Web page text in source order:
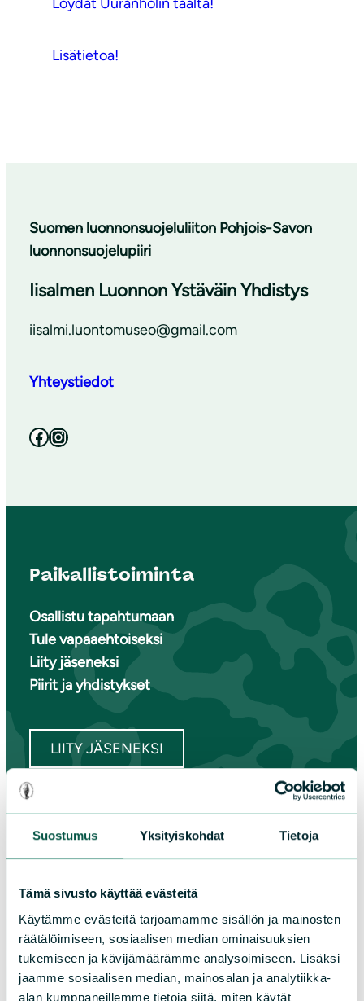
Suostumus Yksityiskohdat Tietoja
Tämä sivusto käyttää evästeitä
Käytämme evästeitä tarjoamamme sisällön ja mainosten
räätälöimiseen, sosiaalisen median ominaisuuksien
tukemiseen ja kävijämäärämme analysoimiseen. Lisäksi
jaamme sosiaalisen median, mainosalan ja analytiikka-
alan kumppaneillemme tietoja siitä, miten käytät
Lisätietoa!
Suomen luonnonsuojeluliiton Pohjois-Savon
luonnonsuojelupiiri
Iisalmen Luonnon Ystäväin Yhdistys
iisalmi.luontomuseo@gmail.com
Yhteystiedot
Facebook Instagram
Paikallistoiminta
Osallistu tapahtumaan
Tule vapaaehtoiseksi
Liity jäseneksi
Piirit ja yhdistykset
LIITY JÄSENEKSI
Suomen luonnonsuojeluliiton
piirit
Etelä-Savo
Kainuu
Keski-Suomi